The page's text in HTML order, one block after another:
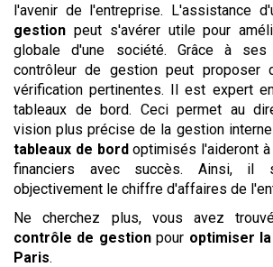
l'avenir de l'entreprise. L'assistance
gestion peut s'avérer utile pour
globale d'une société. Grâce à ses
contrôleur de gestion peut proposer
vérification pertinentes. Il est expert
tableaux de bord. Ceci permet au
vision plus précise de la gestion
tableaux de bordoptimisés l'aideront
financiers avec succès. Ainsi, il
objectivement le chiffre d'affaires de
Ne cherchez plus, vous avez
contrôle de gestionpour optimiser
Paris.